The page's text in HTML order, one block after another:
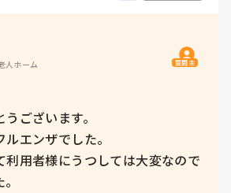
人ホーム 質問主
ございます。
エンザでした。
利用者様にうつしては大変なので